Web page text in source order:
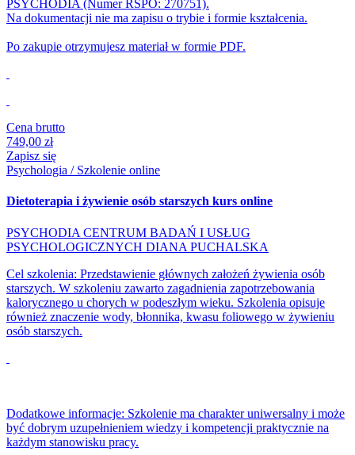
PSYCHODIA (Numer RSPO: 270751).
Na dokumentacji nie ma zapisu o trybie i formie kształcenia.
Po zakupie otrzymujesz materiał w formie PDF.
Cena brutto
749,00 zł
Zapisz się
Psychologia / Szkolenie online
Dietoterapia i żywienie osób starszych kurs online
PSYCHODIA CENTRUM BADAŃ I USŁUG
PSYCHOLOGICZNYCH DIANA PUCHALSKA
Cel szkolenia: Przedstawienie głównych założeń żywienia osób
starszych. W szkoleniu zawarto zagadnienia zapotrzebowania
kalorycznego u chorych w podeszłym wieku. Szkolenia opisuje
również znaczenie wody, błonnika, kwasu foliowego w żywieniu
osób starszych.
Dodatkowe informacje: Szkolenie ma charakter uniwersalny i może
być dobrym uzupełnieniem wiedzy i kompetencji praktycznie na
każdym stanowisku pracy.